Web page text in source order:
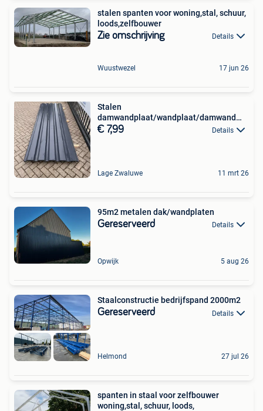
stalen spanten voor woning,stal, schuur,
loods,zelfbouwer
Zie omschrijving Details
Wuustwezel 17 jun 26
Stalen
damwandplaat/wandplaat/damwand
platen 25ST 350x108CM
€ 7,99 Details
Lage Zwaluwe 11 mrt 26
95m2 metalen dak/wandplaten
Gereserveerd Details
Opwijk 5 aug 26
Staalconstructie bedrijfspand 2000m2
Gereserveerd Details
Helmond 27 jul 26
spanten in staal voor zelfbouwer
woning,stal, schuur, loods,